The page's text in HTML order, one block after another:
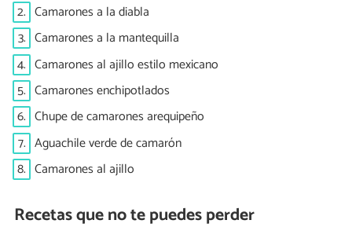
2. Camarones a la diabla
3. Camarones a la mantequilla
4. Camarones al ajillo estilo mexicano
5. Camarones enchipotlados
6. Chupe de camarones arequipeño
7. Aguachile verde de camarón
8. Camarones al ajillo
Recetas que no te puedes perder